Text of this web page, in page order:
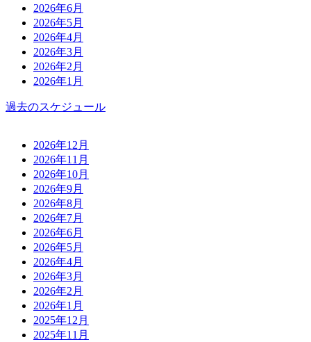
2026年6月
2026年5月
2026年4月
2026年3月
2026年2月
2026年1月
過去のスケジュール
2026年12月
2026年11月
2026年10月
2026年9月
2026年8月
2026年7月
2026年6月
2026年5月
2026年4月
2026年3月
2026年2月
2026年1月
2025年12月
2025年11月